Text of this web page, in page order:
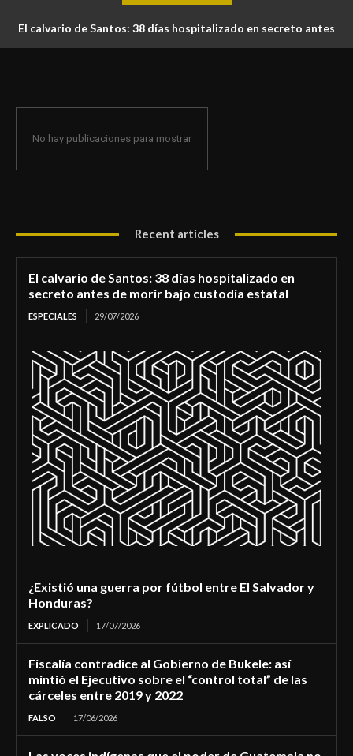
El calvario de Santos: 38 días hospitalizado en secreto antes
No hay publicaciones para mostrar
Recent articles
El calvario de Santos: 38 días hospitalizado en
secreto antes de morir bajo custodia estatal
ESPECIALES 29/07/2026
¿Existió una guerra por fútbol entre El Salvador y
Honduras?
EXPLICADO 17/07/2026
Fiscalía contradice al Gobierno de Bukele: así
mintió el Ejecutivo sobre el “control total” de las
cárceles entre 2019 y 2022
FALSO 17/06/2026